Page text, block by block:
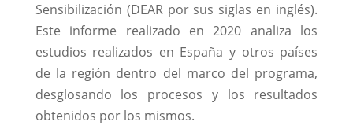
Sensibilización (DEAR por sus siglas en inglés).
Este informe realizado en 2020 analiza los
estudios realizados en España y otros países
de la región dentro del marco del programa,
desglosando los procesos y los resultados
obtenidos por los mismos.